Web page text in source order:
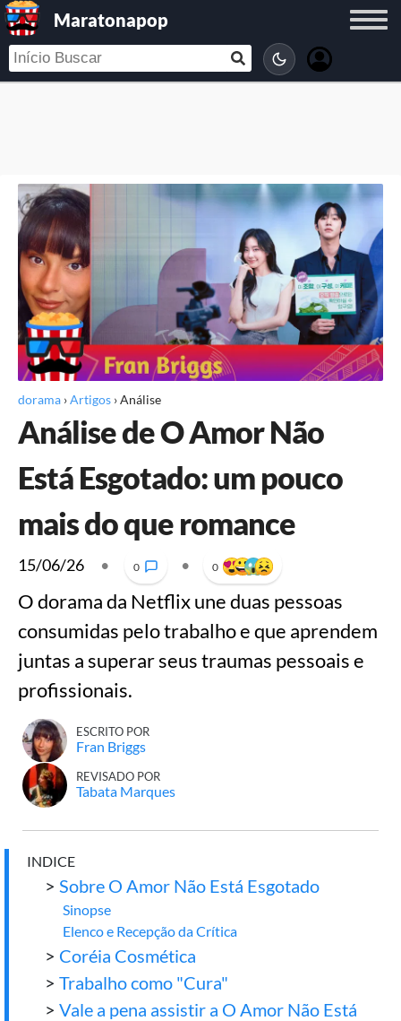
Maratonapop
dorama ›Artigos ›Análise
Análise de O Amor Não
Está Esgotado: um pouco
mais do que romance
15/06/26 • 0 • 0
O dorama da Netflix une duas pessoas
consumidas pelo trabalho e que aprendem
juntas a superar seus traumas pessoais e
profissionais.
ESCRITO POR
Fran Briggs
REVISADO POR
Tabata Marques
INDICE
> Sobre O Amor Não Está Esgotado
Sinopse
Elenco e Recepção da Crítica
> Coréia Cosmética
> Trabalho como "Cura"
> Vale a pena assistir a O Amor Não Está